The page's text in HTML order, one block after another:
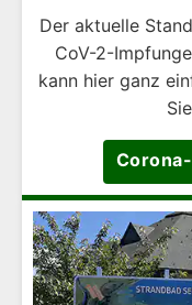
Der aktuelle
CoV-2-
kann hier ganz